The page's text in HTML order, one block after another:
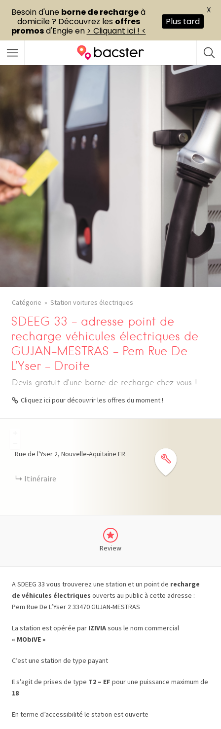
Catégorie Station voitures électriques
SDEEG 33 – adresse point de
recharge véhicules électriques de
GUJAN-MESTRAS – Pem Rue De
L’Yser – Droite
Devis gratuit d’une borne de recharge chez vous !
Cliquez ici pour découvrir les offres du moment !
Rue de l'Yser 2 Nouvelle-Aquitaine FR
Itinéraire
Review
A SDEEG 33 vous trouverez une station et un point de recharge
de véhicules électriques ouverts au public à cette adresse :
Pem Rue De L’Yser 2 33470 GUJAN-MESTRAS
La station est opérée par IZIVIAsous le nom commercial
« MObiVE »
C’est une station de type payant
Il s’agit de prises de type T2 – EF pour une puissance maximum de
18
En terme d’accessibilité le station est ouverte
Besoin d'une borne de rechargeà
domicile ? Découvrez les offres
promosd'Engie en > Cliquant ici ! <
Plus tard
X